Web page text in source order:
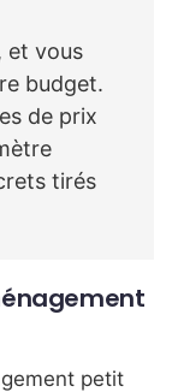
et vous
budget.
de prix
tirés
petit